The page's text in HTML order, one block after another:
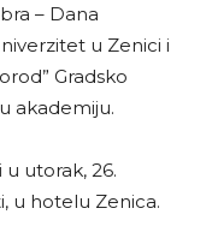
– Dana
u Zenici i
Gradsko
akademiju.
utorak, 26.
u hotelu Zenica.